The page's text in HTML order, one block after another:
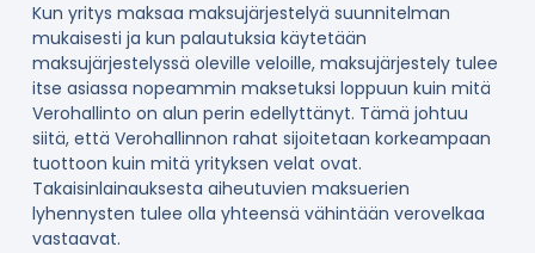
Kun yritys maksaa maksujärjestelyä suunnitelman
mukaisesti ja kun palautuksia käytetään
maksujärjestelyssä oleville veloille, maksujärjestely tulee
itse asiassa nopeammin maksetuksi loppuun kuin mitä
Verohallinto on alun perin edellyttänyt. Tämä johtuu
siitä, että Verohallinnon rahat sijoitetaan korkeampaan
tuottoon kuin mitä yrityksen velat ovat.
Takaisinlainauksesta aiheutuvien maksuerien
lyhennysten tulee olla yhteensä vähintään verovelkaa
vastaavat.